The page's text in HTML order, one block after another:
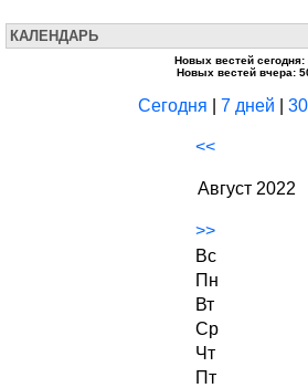
КАЛЕНДАРЬ
Новых вестей сегодня:
Новых вестей вчера:
Сегодня 7 дней
<<
Август 2022
>>
Вс
Пн
Вт
Ср
Чт
Пт